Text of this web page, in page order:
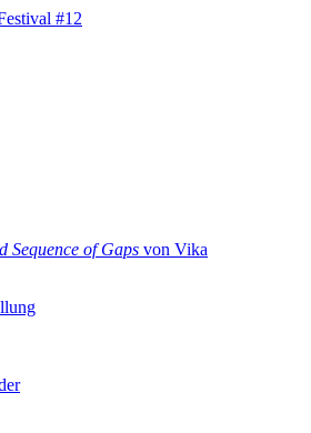
#12
Sequence of Gaps von Vika